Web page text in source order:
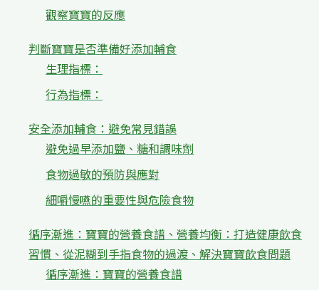
觀察寶寶的反應
判斷寶寶是否準備好添加輔食
生理指標：
行為指標：
安全添加輔食：避免常見錯誤
避免過早添加鹽、糖和調味劑
食物過敏的預防與應對
細嚼慢嚥的重要性與危險食物
循序漸進：寶寶的營養食譜、營養均衡：打造健康飲食
習慣、從泥糊到手指食物的過渡、解決寶寶飲食問題
循序漸進：寶寶的營養食譜